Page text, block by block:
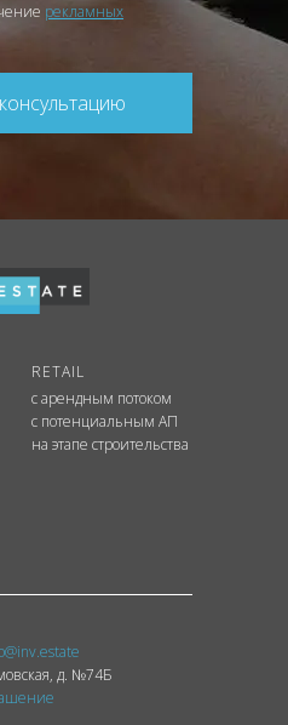
рекламных
RETAIL
с арендным потоком
с потенциальным АП
на этапе строительства
д. №74Б